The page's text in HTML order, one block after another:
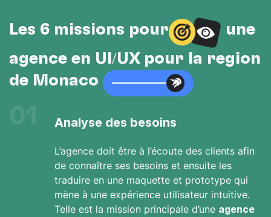
Les 6 missions pour
une
agence en UI/UX pour la région
de Monaco
Analyse des besoins
L’agence doit être à l’écoute des clients afin
de connaître ses besoins et ensuite les
traduire en une maquette et prototype qui
mène à une expérience utilisateur intuitive.
Telle est la mission principale d’une agence